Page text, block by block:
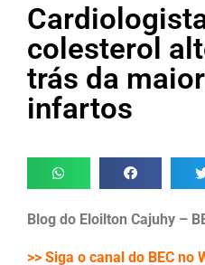
colesterol
trás da
infartos
Blog do Eloilton Cajuhy –
>> Siga o canal do BEC no